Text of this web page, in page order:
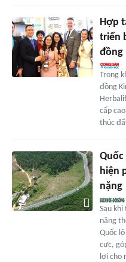
Hợp
triển
đồng
Trong
đồng
cấp
thúc
hiện
nặng
Sau
nặng
Quốc
cực,
lợi cho